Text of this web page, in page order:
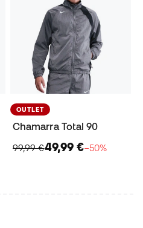
OUTLET
Chamarra Total 90
99,99 €49,99 €−50%